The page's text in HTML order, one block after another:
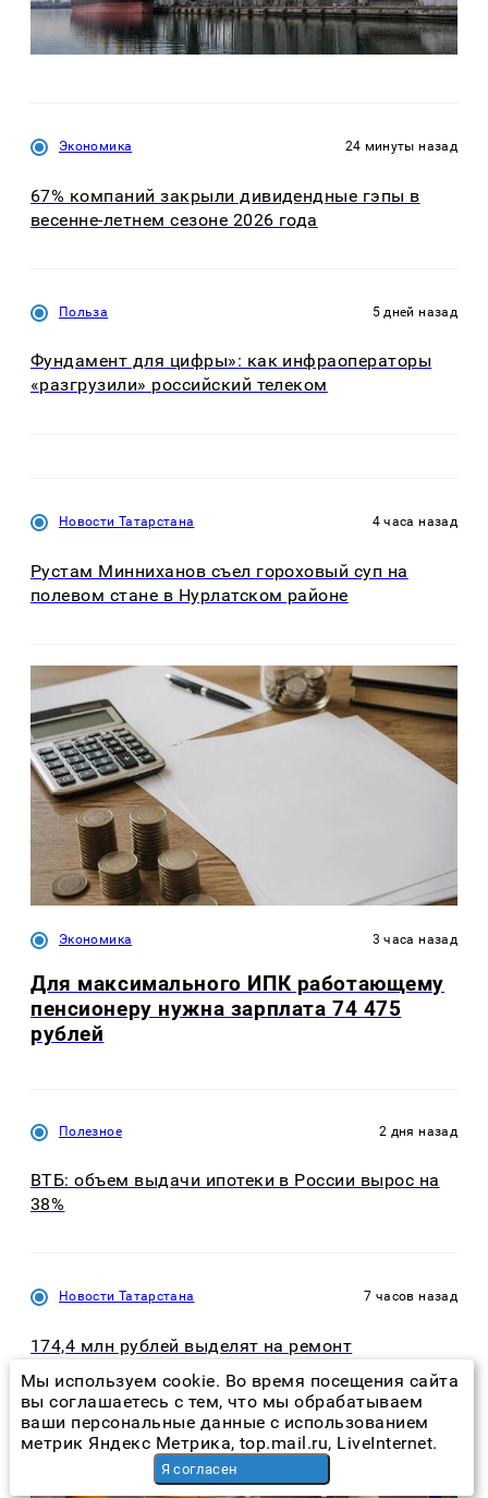
Экономика 24 минуты назад
67% компаний закрыли дивидендные гэпы в
весенне-летнем сезоне 2026 года
Польза 5 дней назад
Фундамент для цифры»: как инфраоператоры
«разгрузили» российский телеком
Новости Татарстана 4 часа назад
Рустам Минниханов съел гороховый суп на
полевом стане в Нурлатском районе
Экономика 3 часа назад
Для максимального ИПК работающему
пенсионеру нужна зарплата 74 475
рублей
Полезное 2 дня назад
ВТБ: объем выдачи ипотеки в России вырос на
38%
Новости Татарстана 7 часов назад
174,4 млн рублей выделят на ремонт
исторических зданий Казанского кремля
Мы используем cookie. Во время посещения сайта
вы соглашаетесь с тем, что мы обрабатываем
ваши персональные данные с использованием
метрик Яндекс Метрика, top.mail.ru, LiveInternet.
Я согласен